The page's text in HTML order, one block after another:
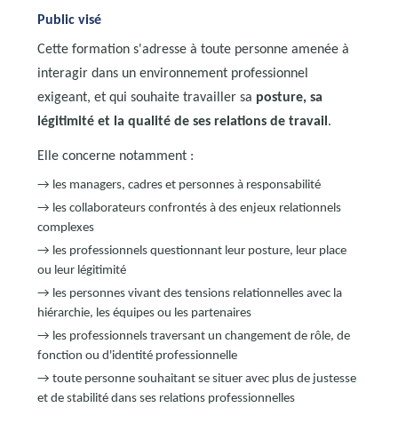
Public visé
Cette formation s'adresse à toute personne amenée à
interagir dans un environnement professionnel
exigeant, et qui souhaite travailler sa posture, sa
légitimité et la qualité de ses relations de travail .
Elle concerne notamment :
→ les managers, cadres et personnes à responsabilité
→ les collaborateurs confrontés à des enjeux relationnels
complexes
→ les professionnels questionnant leur posture, leur place
ou leur légitimité
→ les personnes vivant des tensions relationnelles avec la
hiérarchie, les équipes ou les partenaires
→ les professionnels traversant un changement de rôle, de
fonction ou d'identité professionnelle
→ toute personne souhaitant se situer avec plus de justesse
et de stabilité dans ses relations professionnelles